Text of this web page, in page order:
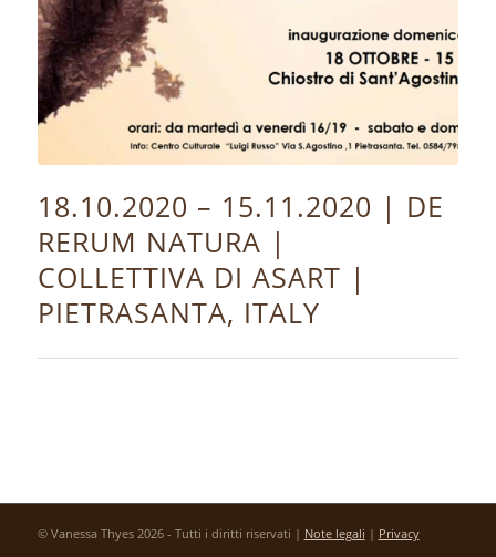
18.10.2020 – 15.11.2020 | DE
RERUM NATURA |
COLLETTIVA DI ASART |
PIETRASANTA, ITALY
© Vanessa Thyes 2026 - Tutti i diritti riservati | Note legali | Privacy